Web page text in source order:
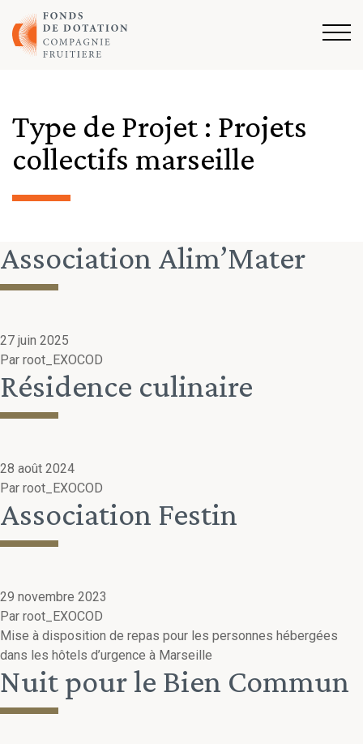
Aller au contenu
Type de Projet : Projets
collectifs marseille
Association Alim’Mater
27 juin 2025
Par root_EXOCOD
Résidence culinaire
28 août 2024
Par root_EXOCOD
Association Festin
29 novembre 2023
Par root_EXOCOD
Mise à disposition de repas pour les personnes hébergées
dans les hôtels d’urgence à Marseille
Nuit pour le Bien Commun